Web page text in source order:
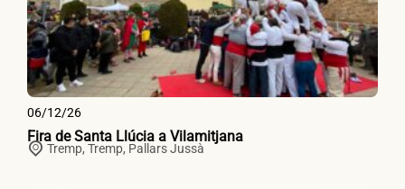
06/12/26
Fira de Santa Llúcia a Vilamitjana
Tremp, Tremp, Pallars Jussà